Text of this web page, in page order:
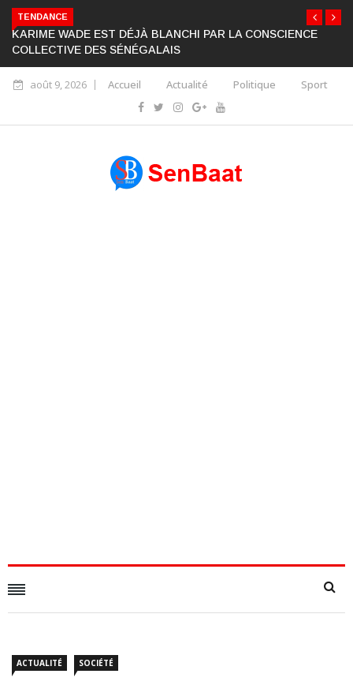
TENDANCE
KARIME WADE EST DÉJÀ BLANCHI PAR LA CONSCIENCE
COLLECTIVE DES SÉNÉGALAIS
août 9, 2026 Accueil Actualité Politique Sport
ACTUALITÉ SOCIÉTÉ